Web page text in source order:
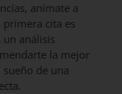
anímate a
cita es
análisis
la mejor
de una